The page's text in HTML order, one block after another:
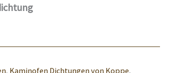
, Kaminofen Dichtungen von Koppe,